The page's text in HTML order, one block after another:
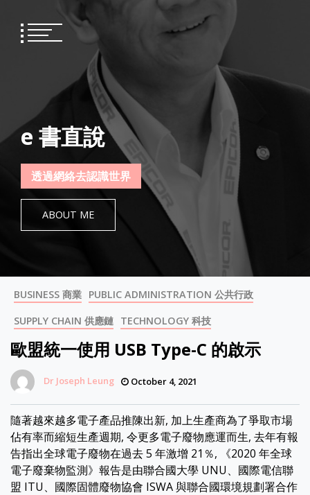
content
e 書直說
透過網絡去認識世界
ABOUT ME
BUSINESS 商業 PUBLIC ADMINISTRATION 公共行政
SUPPLY CHAIN 供應鏈 TECHNOLOGY 科技
歐盟統一使用 USB Type-C 的啟示
Dr Joseph Leung October 4, 2021
隨著越來越多電子產品推陳出新, 加上生產商為了爭取市場
佔有率而縮短生產週期, 令更多電子廢物應運而生, 去年有報
告指出全球電子廢物在過去 5 年激增 21％, 《2020 年全球
電子廢棄物監測》報告是由聯合國大學 UNU、國際電信聯
盟 ITU、國際固體廢物協會 ISWA 與聯合國環境規劃署合作